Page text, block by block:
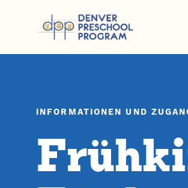
INFORMATIONEN UND